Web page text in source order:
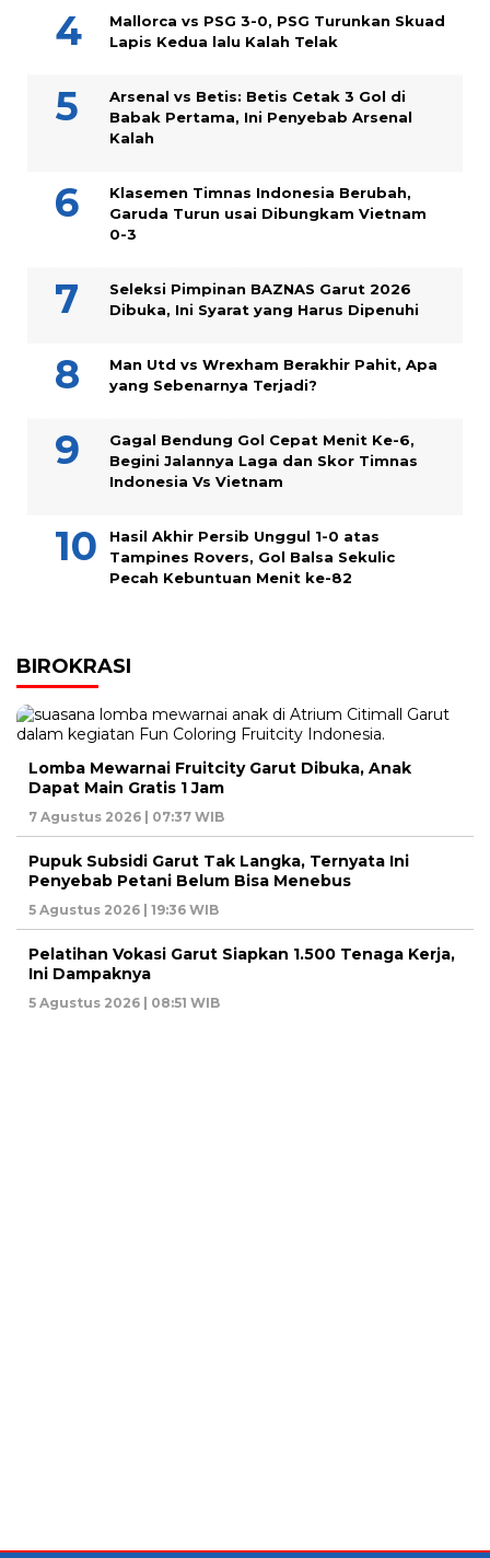
Mallorca vs PSG 3-0, PSG Turunkan Skuad
Lapis Kedua lalu Kalah Telak
Arsenal vs Betis: Betis Cetak 3 Gol di
Babak Pertama, Ini Penyebab Arsenal
Kalah
Klasemen Timnas Indonesia Berubah,
Garuda Turun usai Dibungkam Vietnam
0-3
Seleksi Pimpinan BAZNAS Garut 2026
Dibuka, Ini Syarat yang Harus Dipenuhi
Man Utd vs Wrexham Berakhir Pahit, Apa
yang Sebenarnya Terjadi?
Gagal Bendung Gol Cepat Menit Ke-6,
Begini Jalannya Laga dan Skor Timnas
Indonesia Vs Vietnam
Hasil Akhir Persib Unggul 1-0 atas
Tampines Rovers, Gol Balsa Sekulic
Pecah Kebuntuan Menit ke-82
BIROKRASI
Lomba Mewarnai Fruitcity Garut Dibuka, Anak
Dapat Main Gratis 1 Jam
7 Agustus 2026 | 07:37 WIB
Pupuk Subsidi Garut Tak Langka, Ternyata Ini
Penyebab Petani Belum Bisa Menebus
5 Agustus 2026 | 19:36 WIB
Pelatihan Vokasi Garut Siapkan 1.500 Tenaga Kerja,
Ini Dampaknya
5 Agustus 2026 | 08:51 WIB